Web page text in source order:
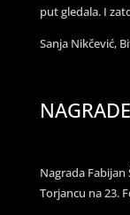
put gledala. I
Sanja Nikčević,
Nagrada
Torjancu na 23.